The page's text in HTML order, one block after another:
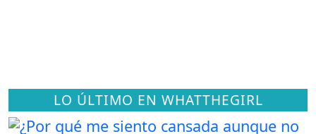
LO ÚLTIMO EN WHATTHEGIRL